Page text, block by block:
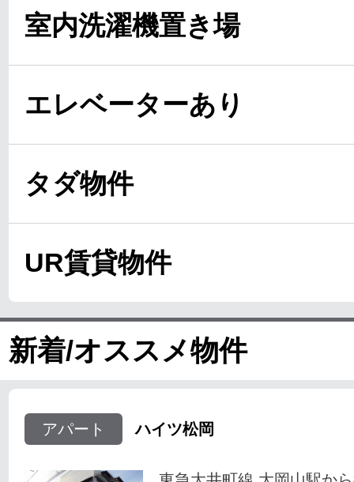
室内洗濯機置き場
エレベーターあり
タダ物件
UR賃貸物件
新着/オススメ物件
アパート ハイツ松岡